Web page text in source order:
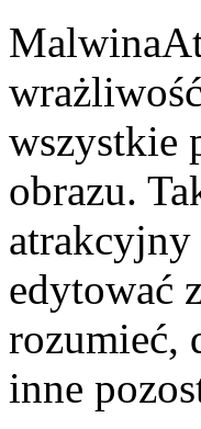
wszystkie
obrazu.
edytować
rozumieć,
inne